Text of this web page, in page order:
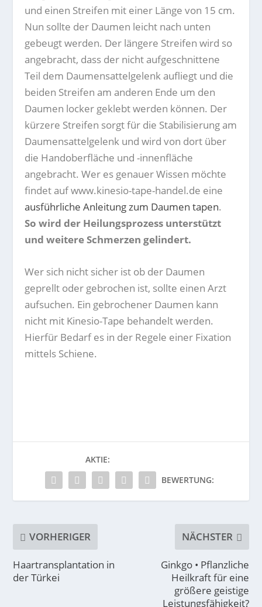
und einen Streifen mit einer Länge von 15 cm.
Nun sollte der Daumen leicht nach unten
gebeugt werden. Der längere Streifen wird so
angebracht, dass der nicht aufgeschnittene
Teil dem Daumensattelgelenk aufliegt und die
beiden Streifen am anderen Ende um den
Daumen locker geklebt werden können. Der
kürzere Streifen sorgt für die Stabilisierung am
Daumensattelgelenk und wird von dort über
die Handoberfläche und -innenfläche
angebracht. Wer es genauer Wissen möchte
findet auf www.kinesio-tape-handel.de eine
ausführliche Anleitung zum Daumen tapen.
So wird der Heilungsprozess unterstützt
und weitere Schmerzen gelindert.
Wer sich nicht sicher ist ob der Daumen
geprellt oder gebrochen ist, sollte einen Arzt
aufsuchen. Ein gebrochener Daumen kann
nicht mit Kinesio-Tape behandelt werden.
Hierfür Bedarf es in der Regele einer Fixation
mittels Schiene.
AKTIE:
BEWERTUNG:
VORHERIGER
Haartransplantation in
der Türkei
NÄCHSTER
Ginkgo • Pflanzliche
Heilkraft für eine
größere geistige
Leistungsfähigkeit?